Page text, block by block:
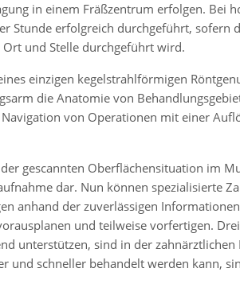
in einem Fräßzentrum erfolgen. Bei
Stunde erfolgreich durchgeführt, sofern
und Stelle durchgeführt wird.
einzigen kegelstrahlförmigen
die Anatomie von
von Operationen mit einer
gescannten Oberflächensituation im
dar. Nun können spezialisierte
anhand der zuverlässigen
und teilweise vorfertigen.
unterstützen, sind in der
und schneller behandelt werden kann,